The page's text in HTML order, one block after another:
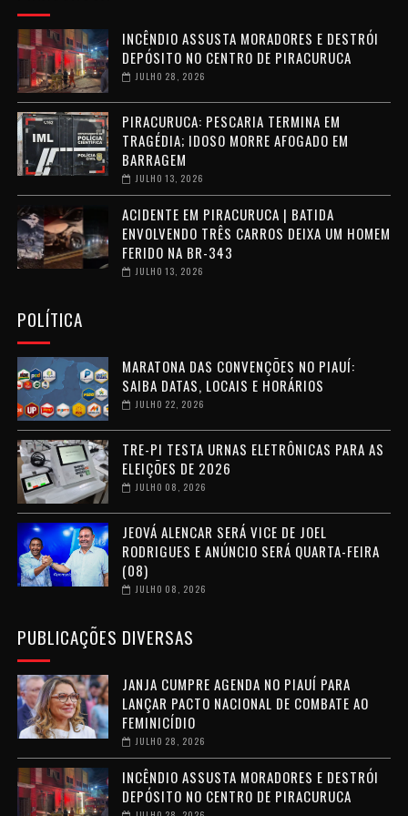
INCÊNDIO ASSUSTA MORADORES E DESTRÓI
DEPÓSITO NO CENTRO DE PIRACURUCA
JULHO 28, 2026
PIRACURUCA: PESCARIA TERMINA EM
TRAGÉDIA; IDOSO MORRE AFOGADO EM
BARRAGEM
JULHO 13, 2026
ACIDENTE EM PIRACURUCA | BATIDA
ENVOLVENDO TRÊS CARROS DEIXA UM HOMEM
FERIDO NA BR-343
JULHO 13, 2026
POLÍTICA
MARATONA DAS CONVENÇÕES NO PIAUÍ:
SAIBA DATAS, LOCAIS E HORÁRIOS
JULHO 22, 2026
TRE-PI TESTA URNAS ELETRÔNICAS PARA AS
ELEIÇÕES DE 2026
JULHO 08, 2026
JEOVÁ ALENCAR SERÁ VICE DE JOEL
RODRIGUES E ANÚNCIO SERÁ QUARTA-FEIRA
(08)
JULHO 08, 2026
PUBLICAÇÕES DIVERSAS
JANJA CUMPRE AGENDA NO PIAUÍ PARA
LANÇAR PACTO NACIONAL DE COMBATE AO
FEMINICÍDIO
JULHO 28, 2026
INCÊNDIO ASSUSTA MORADORES E DESTRÓI
DEPÓSITO NO CENTRO DE PIRACURUCA